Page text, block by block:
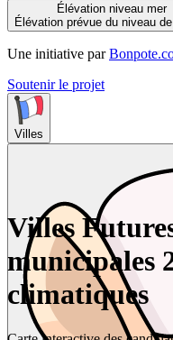
Élévation niveau mer
Élévation prévue du niveau
Une initiative par
Soutenir le projet
Villes
Villes
municipales
climatiques